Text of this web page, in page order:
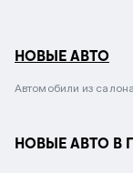
НОВЫЕ АВТО
Автомобили из
НОВЫЕ АВТО В